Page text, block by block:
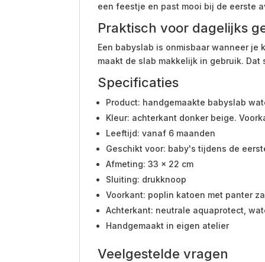
een feestje en past mooi bij de eerste
Praktisch voor dagelijks
Een babyslab is onmisbaar wanneer
maakt de slab makkelijk in gebruik.
Specificaties
Product: handgemaakte babyslab
Kleur: achterkant donker beige.
Leeftijd: vanaf 6 maanden
Geschikt voor: baby's tijdens de
Afmeting: 33 x 22 cm
Sluiting: drukknoop
Voorkant: poplin katoen met panter
Achterkant: neutrale aquaprotect,
Handgemaakt in eigen atelier
Veelgestelde vragen